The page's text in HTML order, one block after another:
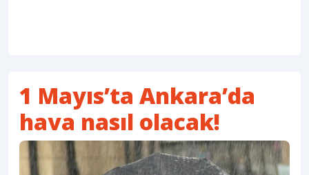
1 Mayıs’ta Ankara’da
hava nasıl olacak!